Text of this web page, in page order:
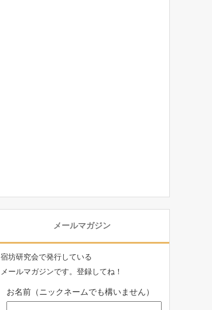
メールマガジン
宿坊研究会で発行している
メールマガジンです。登録してね！
お名前（ニックネームでも構いません）